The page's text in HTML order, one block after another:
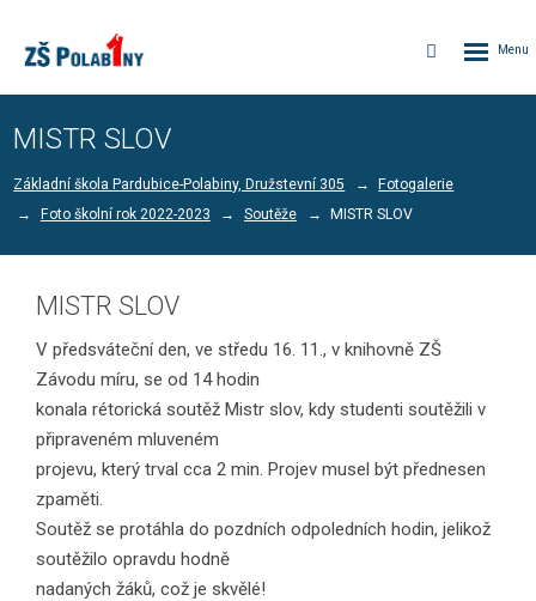
Vyhledávání
MISTR SLOV
Základní škola Pardubice-Polabiny, Družstevní 305
Fotogalerie
Foto školní rok 2022-2023
Soutěže MISTR SLOV
MISTR SLOV
V předsváteční den, ve středu 16. 11., v knihovně ZŠ
Závodu míru, se od 14 hodin
konala rétorická soutěž Mistr slov, kdy studenti soutěžili v
připraveném mluveném
projevu, který trval cca 2 min. Projev musel být přednesen
zpaměti.
Soutěž se protáhla do pozdních odpoledních hodin, jelikož
soutěžilo opravdu hodně
nadaných žáků, což je skvělé!